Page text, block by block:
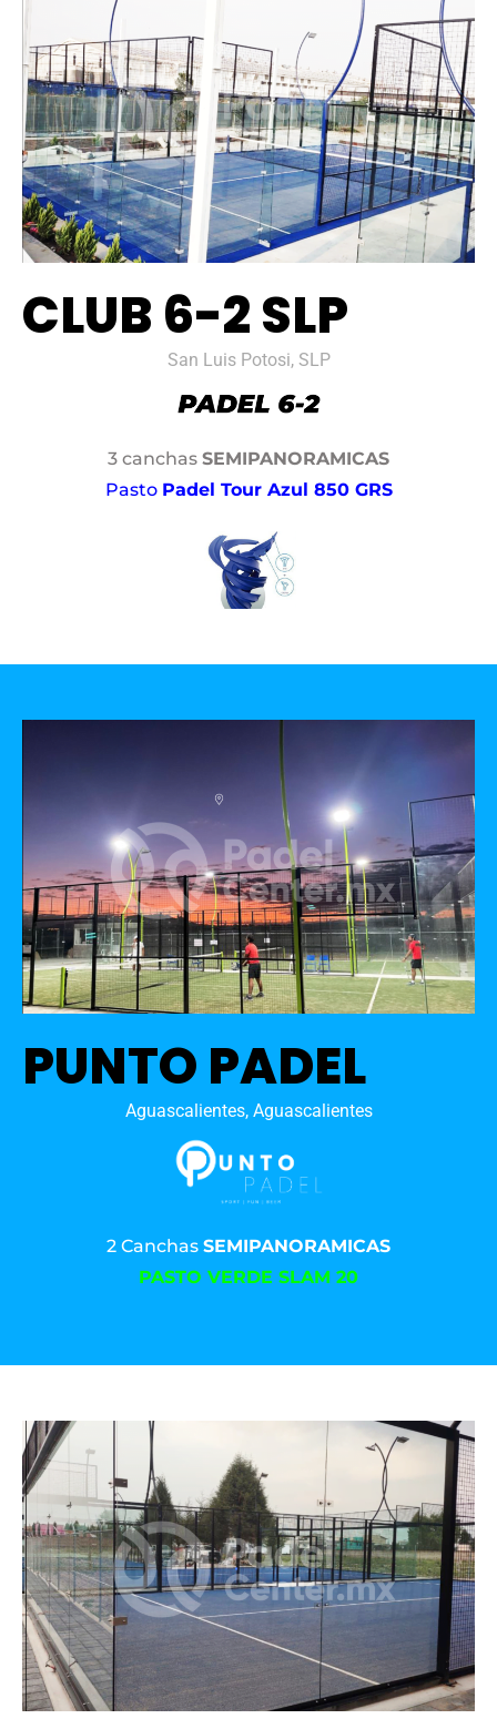
CLUB 6-2 SLP
San Luis Potosi, SLP
3 canchas SEMIPANORAMICAS
Pasto Padel Tour Azul 850 GRS
PUNTO PADEL
Aguascalientes, Aguascalientes
2 Canchas SEMIPANORAMICAS
PASTO VERDE SLAM 20